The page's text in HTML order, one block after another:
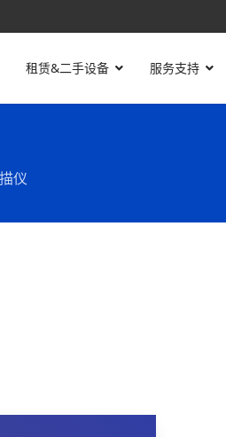
租赁&二手设备 服务支持
仪